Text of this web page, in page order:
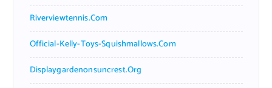
Riverviewtennis.com
Official-Kelly-Toys-Squishmallows.com
Displaygardenonsuncrest.org